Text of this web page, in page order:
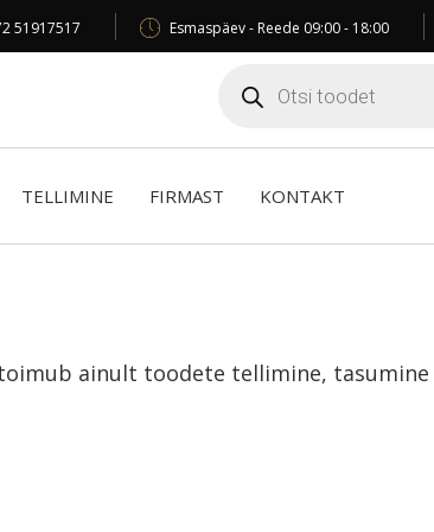
51917517 Esmaspäev - Reede 09:00 - 18:00
search
TELLIMINE FIRMAST KONTAKT
ainult toodete tellimine, tasumine